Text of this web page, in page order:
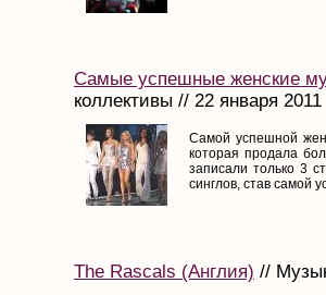
Самые успешные женские
коллективы // 22 января 2011
Самой успешной
которая продала
записали только 3
синглов, став самой
The Rascals (Англия) //